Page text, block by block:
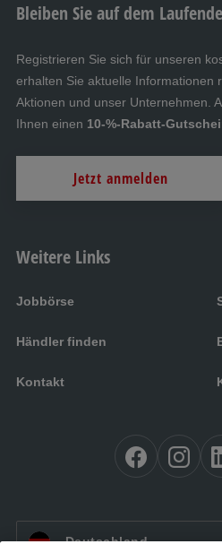
Weitere Links
Jobbörse
Händler finden
Kontakt
DE:
Bleiben Sie auf dem
Registrieren Sie sich für unseren
erhalten Sie aktuelle Informationen
Aktionen und unser Unternehmen.
Ihnen einen 10-%-Rabatt-
Jetzt anmelden